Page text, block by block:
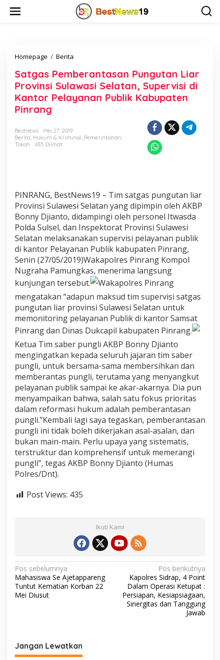
Homepage / Berita
t
g
a
s
b
s
a
n
P
u
n
g
u
t
a
n
L
i
a
r
P
v
i
n
s
i
S
u
l
a
w
a
s
i
l
a
S
u
p
r
v
a
n
Satgas Pemberantasan Pungutan Liar
Provinsi Sulawasi Selatan, Supervisi di
Kantor Pelayanan Publik Kabupaten
Pinrang
Bestnews
Mei 27, 2019
Berita, Hukum & Kriminal, Pemerintahan,
Tokoh
435 Dilihat
PINRANG, BestNews19 – Tim satgas pungutan liar
Provinsi Sulawesi Selatan yang dipimpin oleh AKBP
Bonny Djianto, didampingi oleh personel Itwasda
Polda Sulsel, dan Inspektorat Provinsi Sulawesi
Selatan melaksanakan supervisi pelayanan publik
di kantor Pelayanan Publik kabupaten Pinrang,
Senin (27/05/2019)Wakapolres Pinrang Kompol
Nugraha Pamungkas, menerima langsung
kunjungan tersebut.
Wakapolres Pinrang
mengatakan “adapun maksud tim supervisi satgas
pungutan liar provinsi Sulawesi Selatan untuk
memonitoring pelayanan Publik di kantor Samsat
Pinrang dan Dinas Dukcapil kabupaten Pinrang.
Ketua Tim saber pungli AKBP Bonny Djianto
mengingatkan kepada seluruh jajaran tim saber
pungli, untuk bersama-sama membersihkan dan
memberantas pungli, terutama yang menyangkut
pelayanan publik sampai ke akar-akarnya. Dia pun
menyampaikan bahwa, salah satu fokus prioritas
dalam reformasi hukum adalah pemberantasan
pungli.”Kembali lagi saya tegaskan, pemberantasan
pungli ini tidak boleh dikerjakan asal-asalan, dan
bukan main-main. Perlu upaya yang sistematis,
terstruktur dan komprehensif untuk memerangi
pungli”, tegas AKBP Bonny Djianto (Humas
Polres/Dnt).
Post Views: 435
Ikuti Kami
N
a
v
a
s
Pos sebelumnya
Mahasiswa Se Ajetappareng
Tuntut Kematian Korban 22
Mei Diusut
Pos berikutnya
Kapolres Sidrap, 4 Point
Dalam Operasi Ketupat :
Persiapan, Kesiapsiagaan,
Sinergitas dan Tanggung
Jawab
Jangan Lewatkan